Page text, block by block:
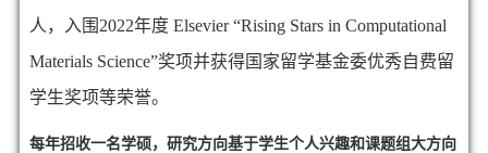
人，入围 2022年度Elsevier “Rising Stars in Computational
Materials Science”奖项并获得国家留学基金委优秀自费留
学生奖项等荣誉。
每年招收一名学硕，研究方向基于学生个人兴趣和课题组大方向